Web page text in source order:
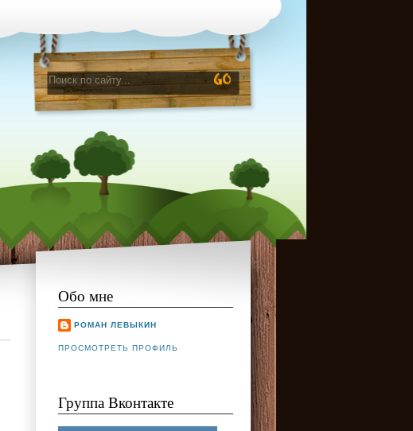
Обо мне
РОМАН ЛЕВЫКИН
ПРОСМОТРЕТЬ ПРОФИЛЬ
Группа Вконтакте